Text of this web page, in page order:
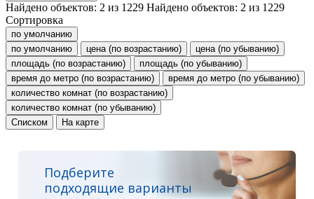
Найдено объектов: 2 из 1229 Найдено объектов: 2 из 1229
Сортировка
по умолчанию
по умолчанию
цена (по возрастанию)
цена (по убыванию)
площадь (по возрастанию)
площадь (по убыванию)
время до метро (по возрастанию)
время до метро (по убыванию)
количество комнат (по возрастанию)
количество комнат (по убыванию)
Списком
На карте
Подберите
подходящие варианты